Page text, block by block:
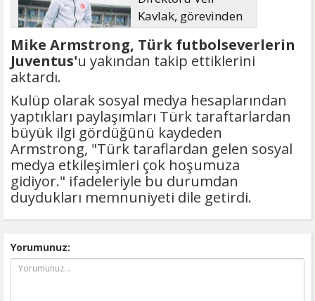
Kavlak, görevinden
ayrıldı
Mike Armstrong, Türk futbolseverlerin
Juventus'u yakından takip ettiklerini
aktardı.
Kulüp olarak sosyal medya hesaplarından
yaptıkları paylaşımları Türk taraftarlardan
büyük ilgi gördüğünü kaydeden
Armstrong, "Türk taraflardan gelen sosyal
medya etkileşimleri çok hoşumuza
gidiyor." ifadeleriyle bu durumdan
duydukları memnuniyeti dile getirdi.
Yorumunuz: